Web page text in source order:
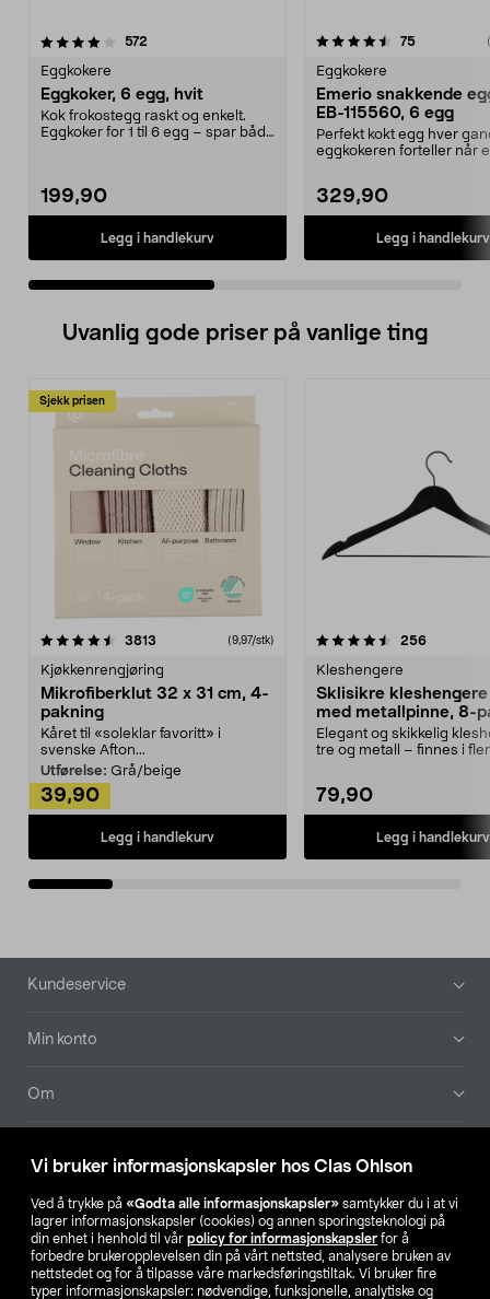
Vi bruker informasjonskapsler hos Clas Ohlson
Ved å trykke på «Godta alle informasjonskapsler» samtykker du i at vi
lagrer informasjonskapsler (cookies) og annen sporingsteknologi på
din enhet i henhold til vår policy for informasjonskapsler for å
forbedre brukeropplevelsen din på vårt nettsted, analysere bruken av
nettstedet og for å tilpasse våre markedsføringstiltak. Vi bruker fire
typer informasjonskapsler: nødvendige, funksjonelle, analytiske og
572
Eggkokere
Eggkoker, 6 egg, hvit
Kok frokostegg raskt og enkelt.
Eggkoker for 1 til 6 egg – spar både
199,90
Legg i handlekurv
4.5 av 5 stjerner 75
Eggkokere
Emerio snakkende
EB-115560, 6 egg
Perfekt kokt egg hver
eggkokeren forteller når
329,90
Legg i handlekurv
3.5 av 5 stjerner
Uvanlig gode priser på vanlige ting
Sjekk prisen
3813 anmeldelser(9,97/stk)
Kjøkkenrengjøring
Mikrofiberklut 32 x 31 cm, 4-
pakning
Kåret til «soleklar favoritt» i
svenske Afton...
Utførelse: Grå/beige
39,90
Legg i handlekurv
4.5av 5 stjerner 256
Kleshengere
Sklisikre
med metallpinne, 8-
Elegant og skikkelig
tre og metall – finnes i
79,90
Legg i handlekurv
4.5av 5 stjerner
Bunntekst
Kundeservice
Min konto
Om
Våre selskaper
Finn din butikk